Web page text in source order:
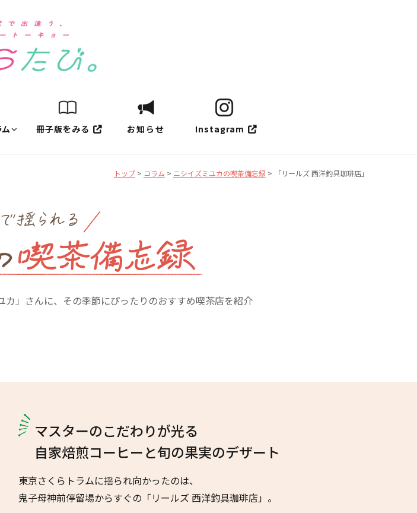
冊子版をみる お知らせ Instagram
トップ> コラム > ニシイズミユカの喫茶備忘録> 「リールズ 西洋釣具珈琲店」
」さんに、その季節にぴったりのおすすめ喫茶店を紹介
マスターのこだわりが光る
自家焙煎コーヒーと旬の果実のデザート
東京さくらトラムに揺られ向かったのは、
鬼子母神前停留場からすぐの「リールズ 西洋釣具珈琲店」。